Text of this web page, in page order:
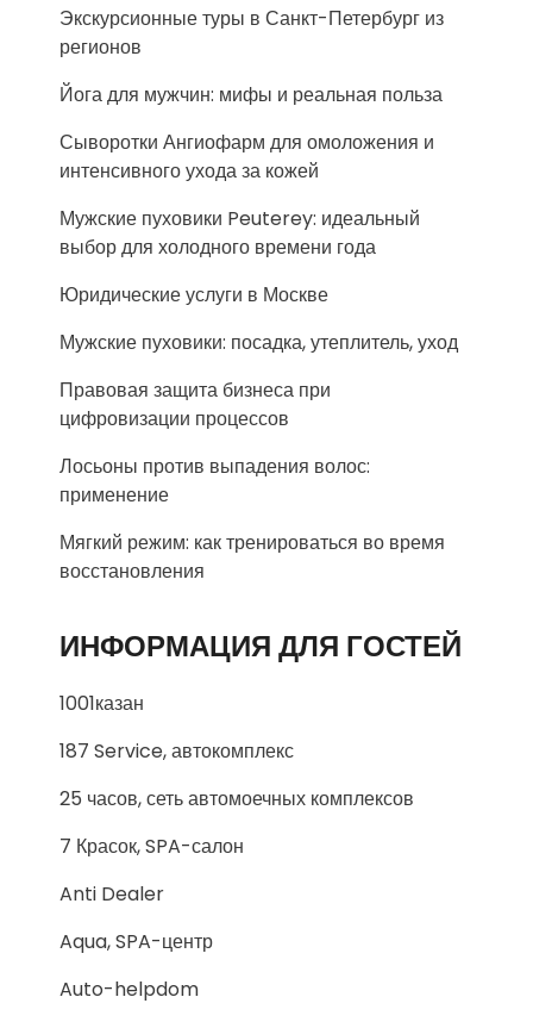
Экскурсионные туры в Санкт-Петербург из
регионов
Йога для мужчин: мифы и реальная польза
Сыворотки Ангиофарм для омоложения и
интенсивного ухода за кожей
Мужские пуховики Peuterey: идеальный
выбор для холодного времени года
Юридические услуги в Москве
Мужские пуховики: посадка, утеплитель, уход
Правовая защита бизнеса при
цифровизации процессов
Лосьоны против выпадения волос:
применение
Мягкий режим: как тренироваться во время
восстановления
ИНФОРМАЦИЯ ДЛЯ ГОСТЕЙ
1001казан
187 Service, автокомплекс
25 часов, сеть автомоечных комплексов
7 Красок, SPA-салон
Anti Dealer
Aqua, SPA-центр
Auto-helpdom